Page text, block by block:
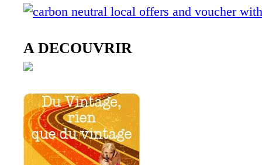
A DECOUVRIR